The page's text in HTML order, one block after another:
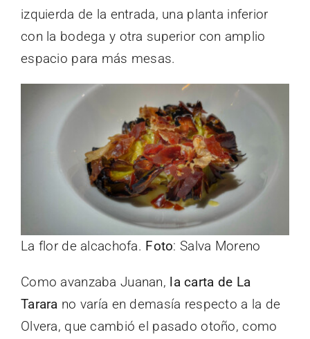
izquierda de la entrada, una planta inferior
con la bodega y otra superior con amplio
espacio para más mesas.
La flor de alcachofa. Foto: Salva Moreno
Como avanzaba Juanan, la carta de La
Tarara no varía en demasía respecto a la de
Olvera, que cambió el pasado otoño, como